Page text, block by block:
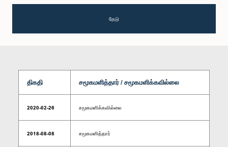
தேடு
திகதி சமூகமளித்தார் / சமூகமளிக்கவில்லை
2020-02-26 சமூகமளிக்கவில்லை
2018-08-08 சமூகமளித்தார்